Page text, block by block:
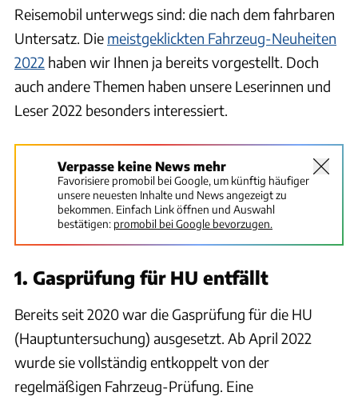
Reisemobil unterwegs sind: die nach dem fahrbaren
Untersatz. Die meistgeklickten Fahrzeug-Neuheiten
2022 haben wir Ihnen ja bereits vorgestellt. Doch
auch andere Themen haben unsere Leserinnen und
Leser 2022 besonders interessiert.
Verpasse keine News mehr
Favorisiere promobil bei Google, um künftig häufiger
unsere neuesten Inhalte und News angezeigt zu
bekommen. Einfach Link öffnen und Auswahl
bestätigen: promobil bei Google bevorzugen.
1. Gasprüfung für HU entfällt
Bereits seit 2020 war die Gasprüfung für die HU
(Hauptuntersuchung) ausgesetzt. Ab April 2022
wurde sie vollständig entkoppelt von der
regelmäßigen Fahrzeug-Prüfung. Eine